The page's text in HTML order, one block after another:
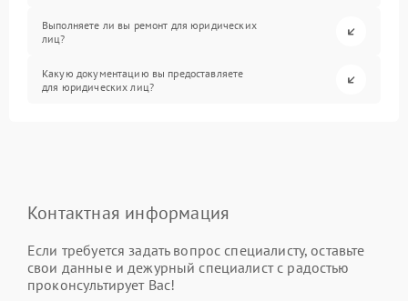
Выполняете ли вы ремонт для юридических
лиц?
Какую документацию вы предоставляете
для юридических лиц?
Контактная информация
Если требуется задать вопрос специалисту, оставьте
свои данные и дежурный специалист с радостью
проконсультирует Вас!